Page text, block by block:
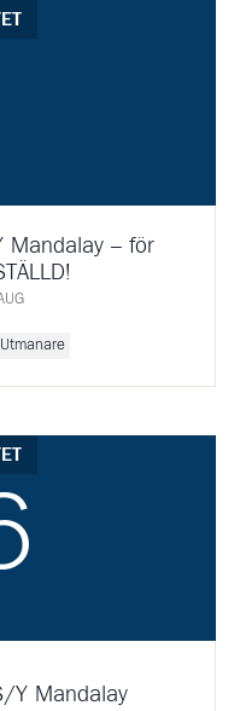
Mandalay – för
Utmanare
Y Mandalay